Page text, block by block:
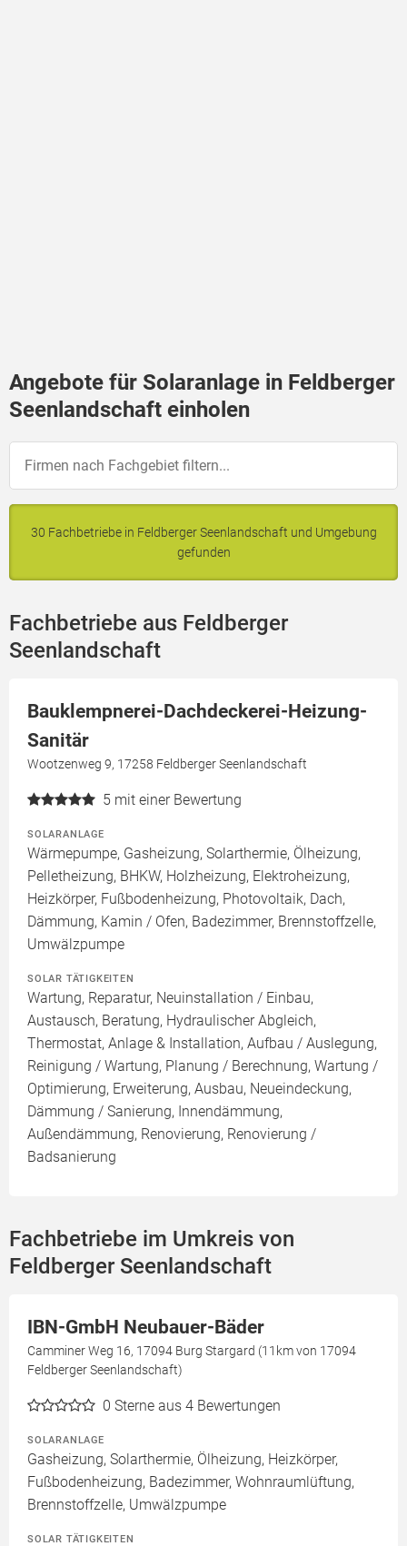
Angebote für Solaranlage in Feldberger
Seenlandschaft einholen
30 Fachbetriebe in Feldberger Seenlandschaft und Umgebung
gefunden
Fachbetriebe aus Feldberger
Seenlandschaft
Bauklempnerei-Dachdeckerei-Heizung-
Sanitär
Wootzenweg 9, 17258 Feldberger Seenlandschaft
5 mit einer Bewertung
SOLARANLAGE
Wärmepumpe, Gasheizung, Solarthermie, Ölheizung,
Pelletheizung, BHKW, Holzheizung, Elektroheizung,
Heizkörper, Fußbodenheizung, Photovoltaik, Dach,
Dämmung, Kamin / Ofen, Badezimmer, Brennstoffzelle,
Umwälzpumpe
SOLAR TÄTIGKEITEN
Wartung, Reparatur, Neuinstallation / Einbau,
Austausch, Beratung, Hydraulischer Abgleich,
Thermostat, Anlage & Installation, Aufbau / Auslegung,
Reinigung / Wartung, Planung / Berechnung, Wartung /
Optimierung, Erweiterung, Ausbau, Neueindeckung,
Dämmung / Sanierung, Innendämmung,
Außendämmung, Renovierung, Renovierung /
Badsanierung
Fachbetriebe im Umkreis von
Feldberger Seenlandschaft
IBN-GmbH Neubauer-Bäder
Camminer Weg 16, 17094 Burg Stargard (11km von 17094
Feldberger Seenlandschaft)
0 Sterne aus 4 Bewertungen
SOLARANLAGE
Gasheizung, Solarthermie, Ölheizung, Heizkörper,
Fußbodenheizung, Badezimmer, Wohnraumlüftung,
Brennstoffzelle, Umwälzpumpe
SOLAR TÄTIGKEITEN